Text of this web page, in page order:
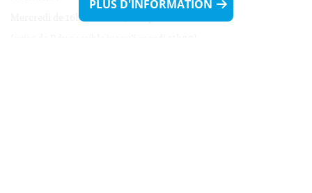
Mercredi de 16h00 - 18h45 uniquement sur Rdv
PLUS D'INFORMATION